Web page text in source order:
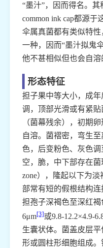
“墨汁”，因而得名。其
common ink cap都源
伞属真菌都有类似特
一种，因而“墨汁拟鬼
他不甚相似但也会自溶
形态特征
担子果中等大小，成
调，顶部光滑或有紧
（菌幕残余），初期
自溶。菌褶密，弯生
色，后变粉色、灰色
空，脆，中下部存在
zone），隆起以下为
部常有短的假根结构
担孢子深褐色至深红褐
6μm[3]或9.8-12.2×4.9-
生囊状体。菌盖皮层
形或圆柱形细胞组成。